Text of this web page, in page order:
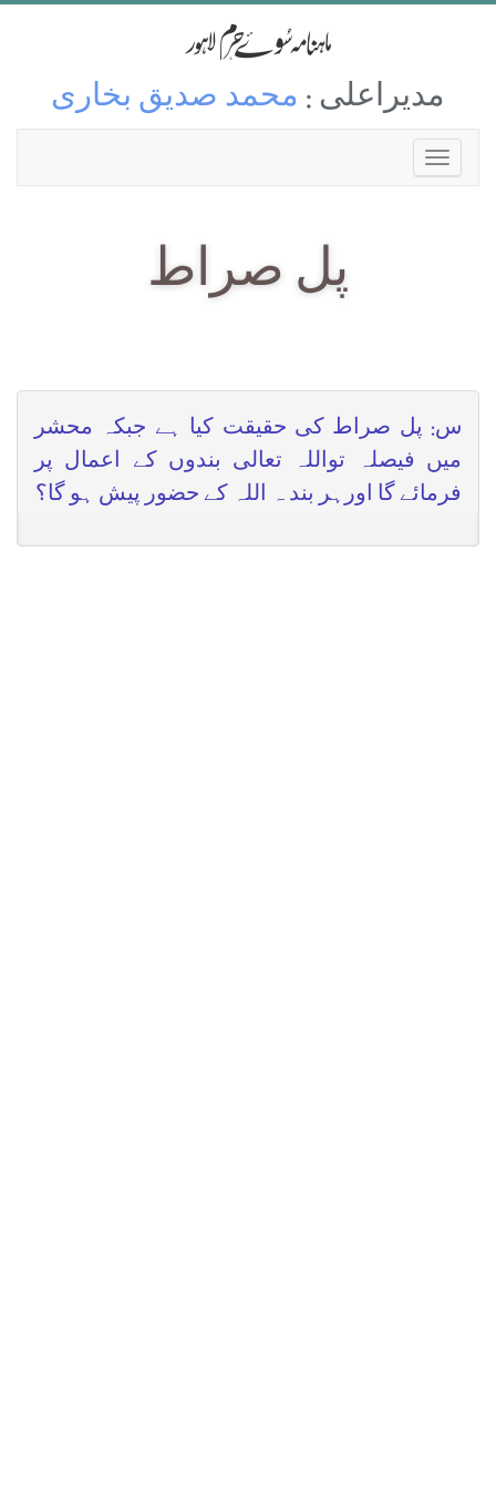
مدیراعلی : محمد صدیق بخاری
پل صراط
س: پل صراط کی حقیقت کیا ہے جبکہ محشر
میں فیصلہ تواللہ تعالی بندوں کے اعمال پر
فرمائے گا اورہر بند ہ اللہ کے حضور پیش ہو گا؟